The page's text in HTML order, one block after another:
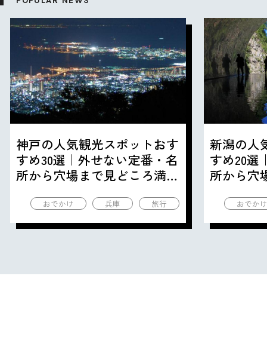
神戸の人気観光スポットおす
すめ30選｜外せない定番・名
所から穴場まで見どころ満載
おでかけ 兵庫 旅行
新潟の人
すめ20選
所から穴
おでか